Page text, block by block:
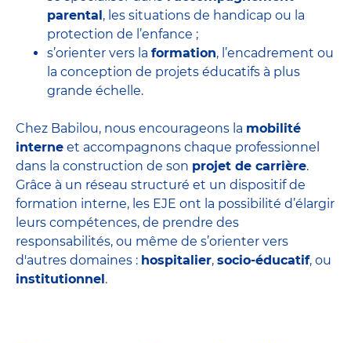
parental, les situations de handicap ou la
protection de l’enfance ;
s’orienter vers la formation, l’encadrement ou
la conception de projets éducatifs à plus
grande échelle.
Chez Babilou, nous encourageons la mobilité
interne et accompagnons chaque professionnel
dans la construction de son projet de carrière.
Grâce à un réseau structuré et un dispositif de
formation interne, les EJE ont la possibilité d’élargir
leurs compétences, de prendre des
responsabilités, ou même de s’orienter vers
d'autres domaines : hospitalier, socio-éducatif, ou
institutionnel.